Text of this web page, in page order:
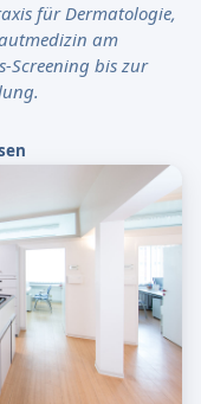
für Dermatologie,
am
Screening bis zur